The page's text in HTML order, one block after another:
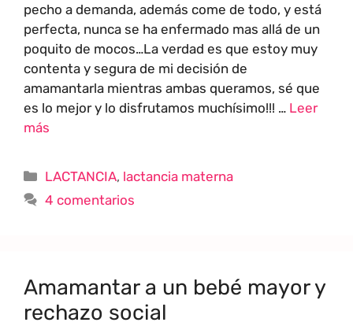
pecho a demanda, además come de todo, y está
perfecta, nunca se ha enfermado mas allá de un
poquito de mocos…La verdad es que estoy muy
contenta y segura de mi decisión de
amamantarla mientras ambas queramos, sé que
es lo mejor y lo disfrutamos muchísimo!!! … Leer
más
LACTANCIA, lactancia materna
4 comentarios
Amamantar a un bebé mayor y
rechazo social